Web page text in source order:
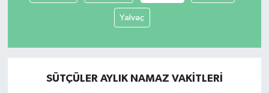
Yalvaç
SÜTÇÜLER AYLIK NAMAZ VAKITLERI
MAGAZİN